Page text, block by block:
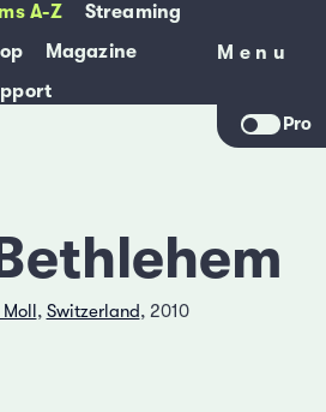
A-Z
Streaming
Magazine
Menu
Menu
Pro
Moll, Switzerland, 2010